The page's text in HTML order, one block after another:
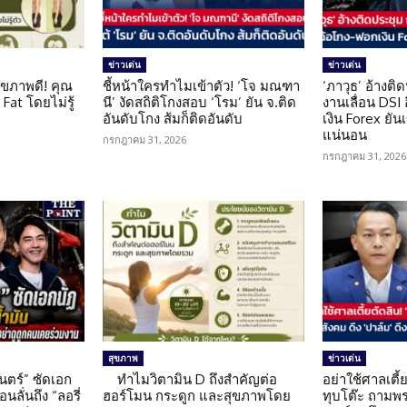
ภาพดี! คุณ
Fat โดยไม่รู้
ข่าวเด่น
ชี้หน้าใครทำไมเข้าตัว! ‘โจ มณฑา
นี’ งัดสถิติโกงสอบ ‘โรม’ ยัน จ.ติด
อันดับโกง ส้มก็ติดอันดับ
กรกฎาคม 31, 2026
ข่าวเด่น
‘ภาวุธ’ อ้าง
งานเลื่อน
เงิน Forex ยั
แน่นอน
กรกฎาคม 31, 2026
ตร์” ซัดเอก
ลั่นถึง “ลอรี่
สุขภาพ
ทำไมวิตามิน D ถึงสำคัญต่อ
ฮอร์โมน กระดูก และสุขภาพโดย
ข่าวเด่น
อย่าใช้ศาลเตี้
ทุบโต๊ะ ถามพ